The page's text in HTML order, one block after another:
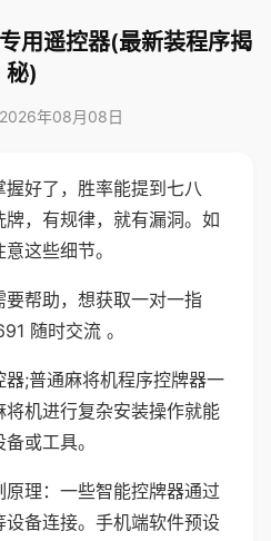
用遥控器(最新装程序揭
秘)
年08月08日
好了，胜率能提到七八
，有规律，就有漏洞。如
这些细节。
帮助，想获取一对一指
随时交流 。
器;普通麻将机程序控牌器一
机进行复杂安装操作就能
或工具。
理：一些智能控牌器通过
备连接。手机端软件预设